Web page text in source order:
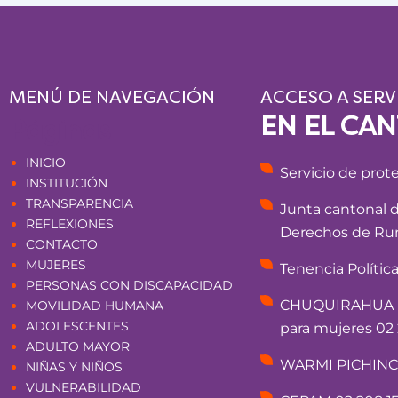
MENÚ DE NAVEGACIÓN
INICIO
INSTITUCIÓN
TRANSPARENCIA
REFLEXIONES
CONTACTO
MUJERES
PERSONAS CON DISCAPACIDAD
MOVILIDAD HUMANA
ADOLESCENTES
ADULTO MAYOR
NIÑAS Y NIÑOS
VULNERABILIDAD
ACCESO A
EN EL
Servicio de
Junta cantonal
Derechos de
Tenencia
para mujeres 02
WARMI